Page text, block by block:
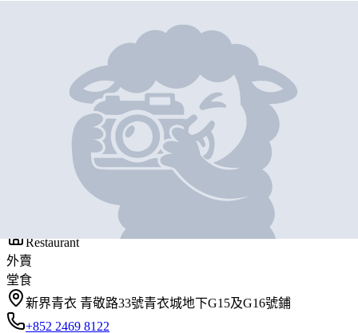
香港仔南記粉麵
Hong Kong Nam Kee Noodle
Restaurant
外賣
堂食
新界青衣 青敬路33號青衣城地下G15及G16號鋪
+852 2469 8122